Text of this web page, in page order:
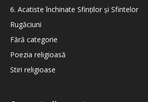
6. Acatiste închinate Sfinților și Sfintelor
Rugăciuni
Fără categorie
Poezia religioasă
Stiri religioase